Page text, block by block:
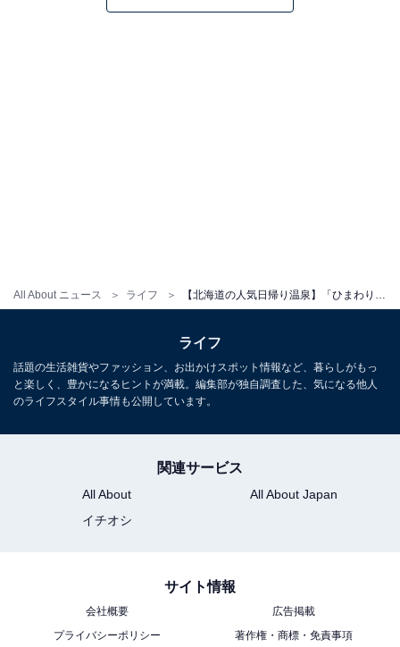
All About ニュース ライフ
まれた温泉宿でリラックス
ライフ
話題の生活雑貨やファッション、お出かけスポット情報など、暮らしがもっ
と楽しく、豊かになるヒントが満載。編集部が独自調査した、気になる他人
のライフスタイル事情も公開しています。
関連サービス
All About
All About Japan
イチオシ
サイト情報
会社概要
広告掲載
プライバシーポリシー
著作権・商標・免責事項